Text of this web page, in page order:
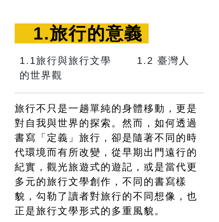
1.旅行的意義
1.1旅行與旅行文學　　 1.2 臺灣人
的世界觀
旅行不只是一趟單純的身體移動，更是
對自我與世界的探索。然而，如何透過
書寫「定義」旅行，卻是隨著不同的時
代環境而有所改變，從早期出門遠行的
紀實，觀光旅遊式的遊記，或是當代更
多元的旅行文學創作，不同的書寫樣
貌，勾勒了讀者對旅行的不同想像，也
正是旅行文學形式的多重風貌。